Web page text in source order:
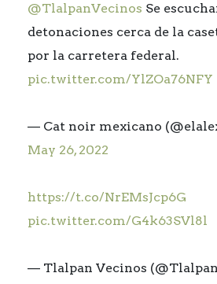
@TlalpanVecinos Se
detonaciones cerca de la
por la carretera federal.
pic.twitter.com/YlZOa76NFY
— Cat noir mexicano
May 26, 2022
https://t.co/NrEMsJcp6G
pic.twitter.com/G4k63SVl8l
— Tlalpan Vecinos